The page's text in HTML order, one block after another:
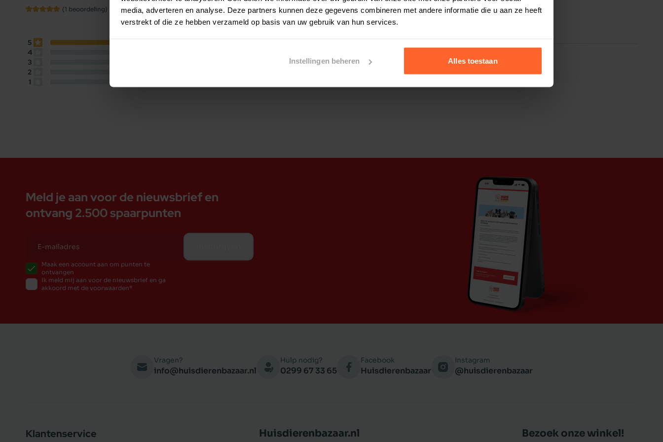
media, adverteren en analyse. Deze partners kunnen deze gegevens combineren met andere informatie die u aan ze heeft
verstrekt of die ze hebben verzameld op basis van uw gebruik van hun services.
Instellingen beheren Alles toestaan
(1 beoordeling) Beoordelingen
1
2
3
4
5
Mooie witte Aquaium grind van Carrara
Bedankt voor deze bestelling
Meld je aan voor de nieuwsbrief en
ontvang 2.500 spaarpunten
Maak een account aan om punten te
ontvangen
Ik meld mij aan voor de nieuwsbrief en ga
akkoord met de voorwaarden
Vragen?
info@huisdierenbazaar.nl
Hulp nodig?
0299 67 33 65
Facebook
Huisdierenbazaar
Instagram
@huisdierenbazaar
Klantenservice Huisdierenbazaar.nl Bezoek onze winkel!